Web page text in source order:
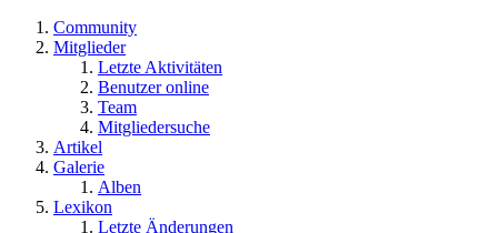
Community
Mitglieder
Letzte Aktivitäten
Benutzer online
Team
Mitgliedersuche
Artikel
Galerie
Alben
Lexikon
Letzte Änderungen